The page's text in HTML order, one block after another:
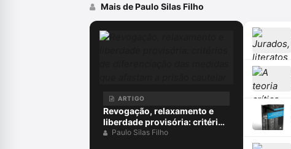
Mais de Paulo Silas Filho
ARTIGO
Revogação, relaxamento e
liberdade provisória: critérios
de diferenciação das medidas
Paulo Silas Filho